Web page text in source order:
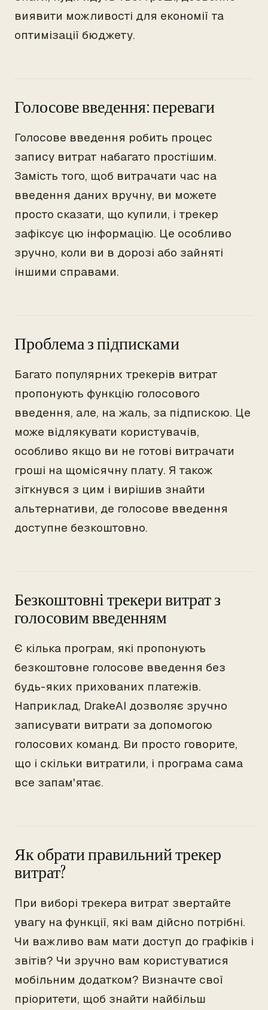
виявити можливості для економії та
оптимізації бюджету.
Голосове введення: переваги
Голосове введення робить процес
запису витрат набагато простішим.
Замість того, щоб витрачати час на
введення даних вручну, ви можете
просто сказати, що купили, і трекер
зафіксує цю інформацію. Це особливо
зручно, коли ви в дорозі або зайняті
іншими справами.
Проблема з підписками
Багато популярних трекерів витрат
пропонують функцію голосового
введення, але, на жаль, за підпискою. Це
може відлякувати користувачів,
особливо якщо ви не готові витрачати
гроші на щомісячну плату. Я також
зіткнувся з цим і вирішив знайти
альтернативи, де голосове введення
доступне безкоштовно.
Безкоштовні трекери витрат з
голосовим введенням
Є кілька програм, які пропонують
безкоштовне голосове введення без
будь-яких прихованих платежів.
Наприклад, DrakeAI дозволяє зручно
записувати витрати за допомогою
голосових команд. Ви просто говорите,
що і скільки витратили, і програма сама
все запам'ятає.
Як обрати правильний трекер
витрат?
При виборі трекера витрат звертайте
увагу на функції, які вам дійсно потрібні.
Чи важливо вам мати доступ до графіків і
звітів? Чи зручно вам користуватися
мобільним додатком? Визначте свої
пріоритети, щоб знайти найбільш